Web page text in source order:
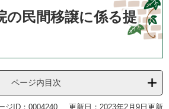
の民間移譲に係る提
ページ内目次
ジID：0004240 更新日：2023年2月9日更新